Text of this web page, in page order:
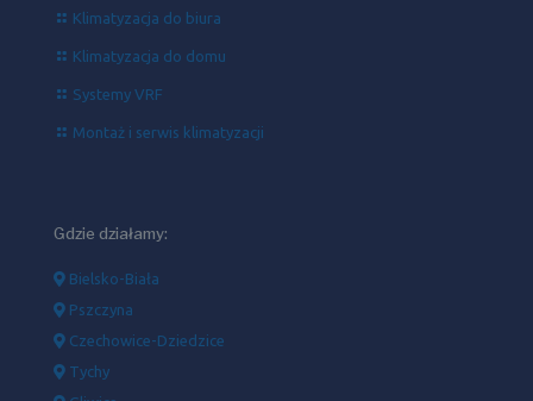
Klimatyzacja do biura
Klimatyzacja do domu
Systemy VRF
Montaż i serwis klimatyzacji
Gdzie działamy:
Bielsko-Biała
Pszczyna
Czechowice-Dziedzice
Tychy